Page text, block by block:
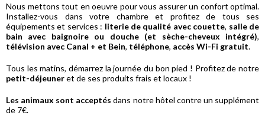
Nous mettons tout en oeuvre pour vous assurer un confort optimal.
Installez-vous dans votre chambre et profitez de tous ses
équipements et services : literie de qualité avec couette, salle de
bain avec baignoire ou douche (et sèche-cheveux intégré),
télévision avec Canal + et Bein, téléphone, accès Wi-Fi gratuit.
Tous les matins, démarrez la journée du bon pied ! Profitez de notre
petit-déjeuneret de ses produits frais et locaux !
Les animaux sont acceptés dans notre hôtel contre un supplément
de 7€.